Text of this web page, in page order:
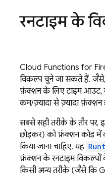
रनटाइम के
Cloud Functions for
विकल्प चुने जा सकते हैं. जैसे,
फ़ंक्शन के लिए टाइम आउट,
कम/ज़्यादा से ज़्यादा फ़ंक्शन
सबसे सही तरीके के तौर पर,
छोड़कर) को फ़ंक्शन कोड में
किया जाना चाहिए. यह
फ़ंक्शन के रनटाइम विकल्पों
किसी अन्य तरीके (जैसे कि